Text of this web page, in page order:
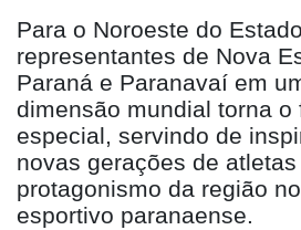
Para o Noroeste do
representantes de Nova
Paraná e Paranavaí em
dimensão mundial torna o
especial, servindo de
novas gerações de
protagonismo da região
esportivo paranaense.